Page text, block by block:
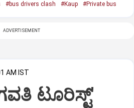
#bus drivers clash #Kaup #Private bus
ADVERTISEMENT
AM IST
ಟೂರಿಸ್ಟ್'